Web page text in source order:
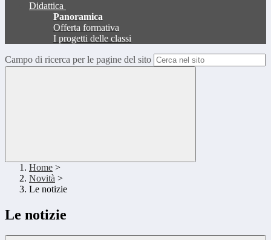
Didattica
Panoramica
Offerta formativa
I progetti delle classi
Campo di ricerca per le pagine del sito
Home >
Novità >
Le notizie
Le notizie